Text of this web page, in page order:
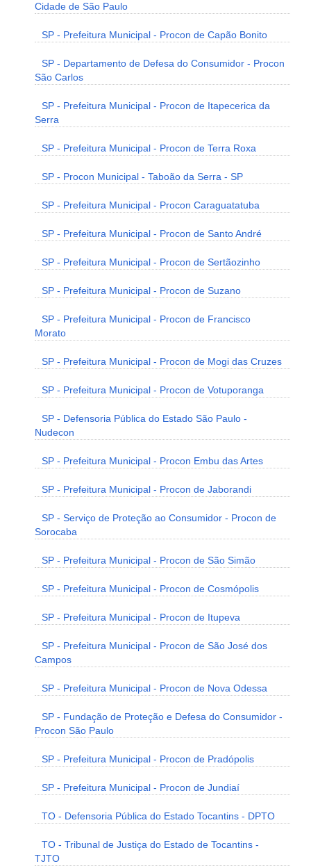
Cidade de São Paulo
SP - Prefeitura Municipal - Procon de Capão Bonito
SP - Departamento de Defesa do Consumidor - Procon
São Carlos
SP - Prefeitura Municipal - Procon de Itapecerica da
Serra
SP - Prefeitura Municipal - Procon de Terra Roxa
SP - Procon Municipal - Taboão da Serra - SP
SP - Prefeitura Municipal - Procon Caraguatatuba
SP - Prefeitura Municipal - Procon de Santo André
SP - Prefeitura Municipal - Procon de Sertãozinho
SP - Prefeitura Municipal - Procon de Suzano
SP - Prefeitura Municipal - Procon de Francisco
Morato
SP - Prefeitura Municipal - Procon de Mogi das Cruzes
SP - Prefeitura Municipal - Procon de Votuporanga
SP - Defensoria Pública do Estado São Paulo -
Nudecon
SP - Prefeitura Municipal - Procon Embu das Artes
SP - Prefeitura Municipal - Procon de Jaborandi
SP - Serviço de Proteção ao Consumidor - Procon de
Sorocaba
SP - Prefeitura Municipal - Procon de São Simão
SP - Prefeitura Municipal - Procon de Cosmópolis
SP - Prefeitura Municipal - Procon de Itupeva
SP - Prefeitura Municipal - Procon de São José dos
Campos
SP - Prefeitura Municipal - Procon de Nova Odessa
SP - Fundação de Proteção e Defesa do Consumidor -
Procon São Paulo
SP - Prefeitura Municipal - Procon de Pradópolis
SP - Prefeitura Municipal - Procon de Jundiaí
TO - Defensoria Pública do Estado Tocantins - DPTO
TO - Tribunal de Justiça do Estado de Tocantins -
TJTO